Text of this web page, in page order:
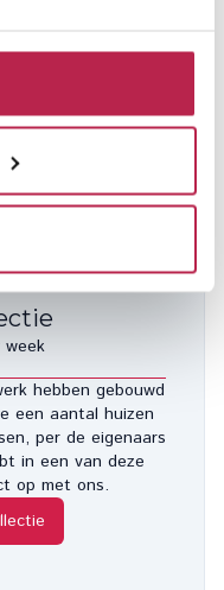
2026
hebben gebouwd
een aantal huizen
per de eigenaars
in een van deze
op met ons.